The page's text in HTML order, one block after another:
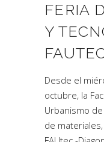
FERIA
Y
Desde el
octubre, la
Urbanismo de
de